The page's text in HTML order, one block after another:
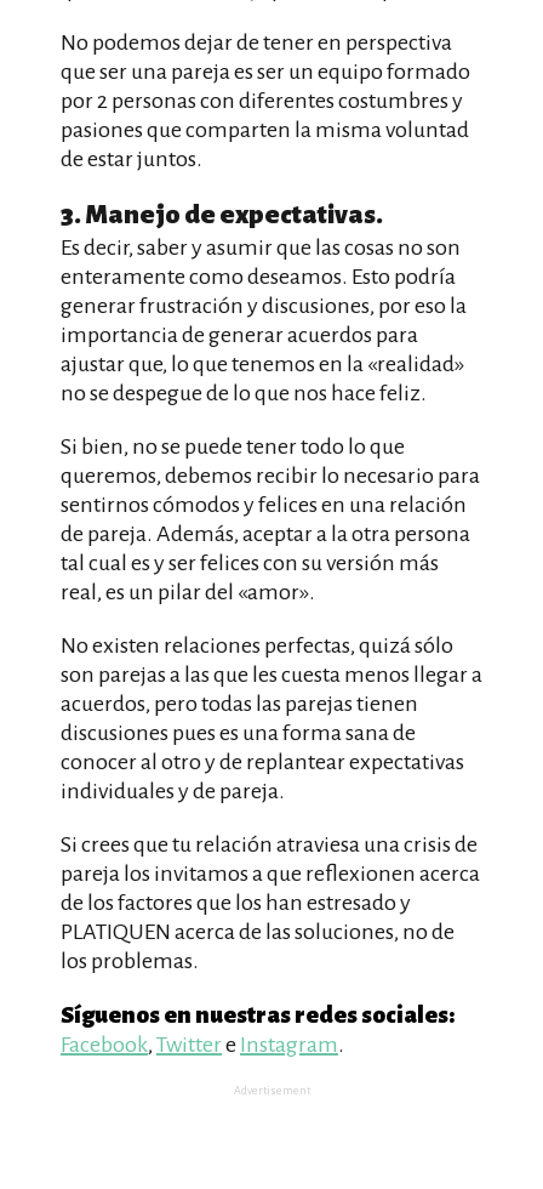
No podemos dejar de tener en perspectiva
que ser una pareja es ser un equipo formado
por 2 personas con diferentes costumbres y
pasiones que comparten la misma voluntad
de estar juntos.
3. Manejo de expectativas.
Es decir, saber y asumir que las cosas no son
enteramente como deseamos. Esto podría
generar frustración y discusiones, por eso la
importancia de generar acuerdos para
ajustar que, lo que tenemos en la «realidad»
no se despegue de lo que nos hace feliz.
Si bien, no se puede tener todo lo que
queremos, debemos recibir lo necesario para
sentirnos cómodos y felices en una relación
de pareja. Además, aceptar a la otra persona
tal cual es y ser felices con su versión más
real, es un pilar del «amor».
No existen relaciones perfectas, quizá sólo
son parejas a las que les cuesta menos llegar a
acuerdos, pero todas las parejas tienen
discusiones pues es una forma sana de
conocer al otro y de replantear expectativas
individuales y de pareja.
Si crees que tu relación atraviesa una crisis de
pareja los invitamos a que reflexionen acerca
de los factores que los han estresado y
PLATIQUEN acerca de las soluciones, no de
los problemas.
Síguenos en nuestras redes sociales:
Facebook, Twittere Instagram.
Advertisement